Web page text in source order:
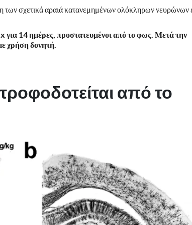
των σχετικά αραιά κατανεμημένων ολόκληρων νευρώνων
14 ημέρες, προστατευμένοι από το φως. Μετά την
χρήση δονητή.
από το